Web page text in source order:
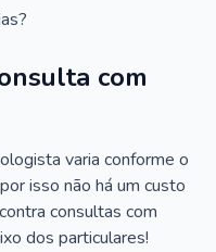
com
varia conforme o
isso não há um custo
consultas com
dos particulares!